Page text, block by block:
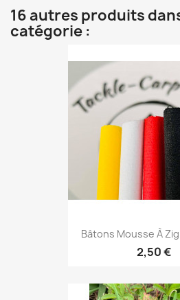
16 autres produits
catégorie :
Bâtons Mousse À
2,50 €